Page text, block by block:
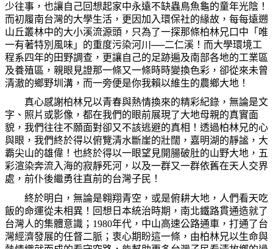
少往事，也讓自己回想起家中永遠不缺蟲鳥魚龜的童年光陰！
而初履南台灣的大學生活，更因加入環保社的緣故，每每遠遡
山丘叢林中的大小溪流源頭，只為了一探那條柏林兄口中「唯
一有著特別風味」的重度污染河川──二仁溪！而大學環境工
程系四年的田野調查，更讓自己的足跡遍及南部各地的工業區
及養殖區，親眼見證那一條又一條時時變換色彩，卻從來未曾
清澈的鄉野圳溝，而一旁便是你我賴以維生的農鄉大地！
真心感謝柏林兄以青春與熱情換來的精彩紀錄，無論是文
字、照片或影像，都在我們的眼前展現了大地母親的真實面
貌，我們往往不願面對卻又不該逃避的真相！透過柏林兄的心
與眼，我們終於得以俯覽清水斷崖的壯闊，嘉明湖的靜謐，大
霸尖山的雄偉！也終於得以一眼望見開腸破肚的山野大地，五
彩渲染奔流入海的寂靜死河，以及一群又一群依舊在天人交界
處，前仆後繼勇往直前的台灣子民！
終於明白，無論是翱翔青空，或是俯耕大地，人們看天吃
飯的命運從未相異！回想日本統治時期，南北鐵路貫通造就了
台灣人的集體意識； 1980年代，中山高速公路通車，打通了台
灣經濟發展的任督二脈；衷心期盼這一條，由柏林兄以生命與